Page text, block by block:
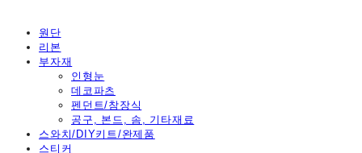
원단
리본
부자재
인형눈
데코파츠
펜던트/참장식
공구, 본드, 솜, 기타재료
스와치/DIY키트/완제품
스티커